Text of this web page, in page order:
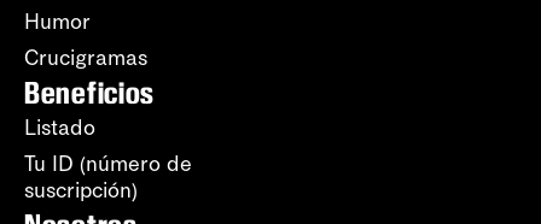
Humor
Crucigramas
Beneficios
Listado
Tu ID (número de
suscripción)